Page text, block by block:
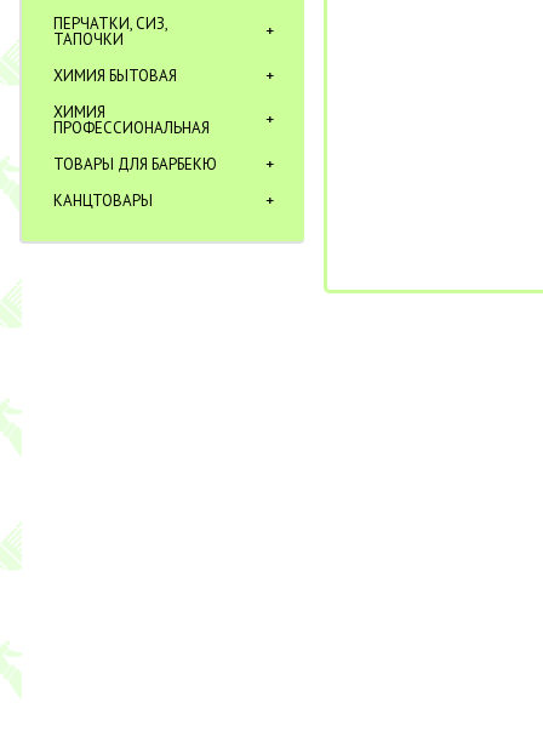
ПЕРЧАТКИ, СИЗ,
ТАПОЧКИ
ХИМИЯ БЫТОВАЯ
ХИМИЯ
ПРОФЕССИОНАЛЬНАЯ
ТОВАРЫ ДЛЯ БАРБЕКЮ
КАНЦТОВАРЫ